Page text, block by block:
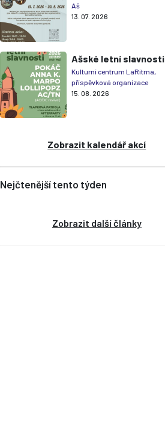
Aš
13. 07. 2026
Ašské letní slavnosti
Kulturní centrum LaRitma,
příspěvková organizace
15. 08. 2026
Zobrazit kalendář akcí
Nejčtenější tento týden
Zobrazit další články